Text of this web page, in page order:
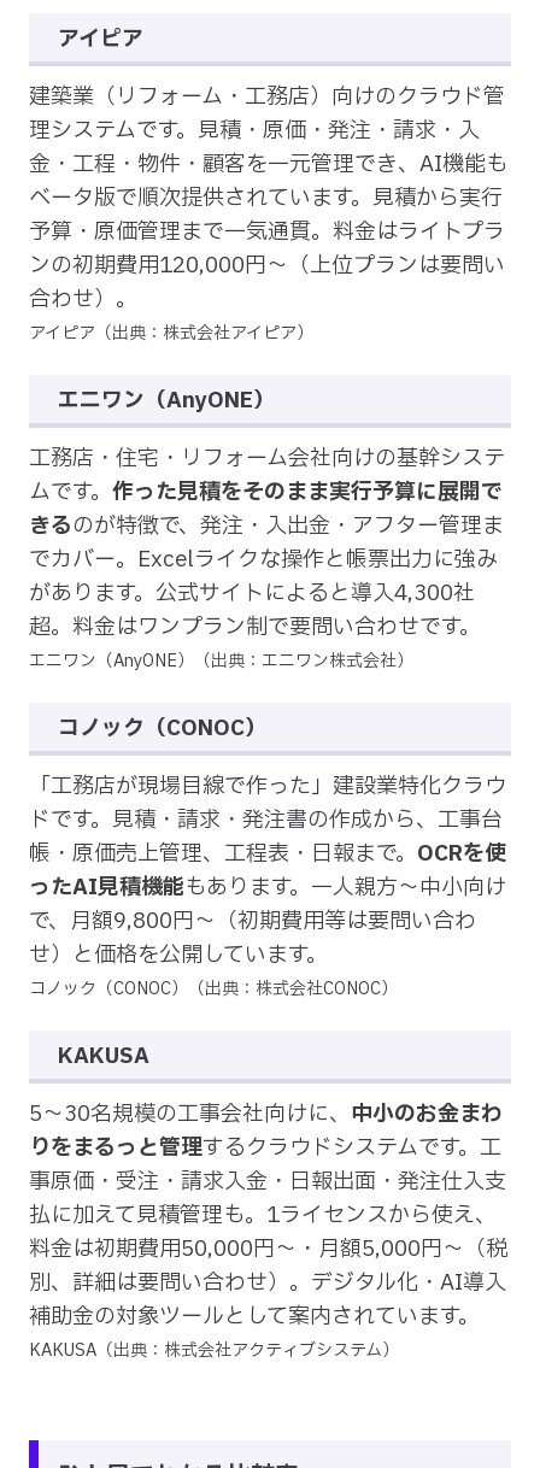
アイピア
建築業（リフォーム・工務店）向けのクラウド管
理システムです。見積・原価・発注・請求・入
金・工程・物件・顧客を一元管理でき、AI機能も
ベータ版で順次提供されています。見積から実行
予算・原価管理まで一気通貫。料金はライトプラ
ンの初期費用120,000円〜（上位プランは要問い
合わせ）。
アイピア（出典：株式会社アイピア）
エニワン（AnyONE）
工務店・住宅・リフォーム会社向けの基幹システ
ムです。 作った見積をそのまま実行予算に展開で
きるのが特徴で、発注・入出金・アフター管理ま
でカバー。Excelライクな操作と帳票出力に強み
があります。公式サイトによると導入4,300社
超。料金はワンプラン制で要問い合わせです。
エニワン（AnyONE）（出典：エニワン株式会社）
コノック（CONOC）
「工務店が現場目線で作った」建設業特化クラウ
ドです。見積・請求・発注書の作成から、工事台
帳・原価売上管理、工程表・日報まで。 OCRを使
ったAI見積機能もあります。一人親方〜中小向け
で、月額9,800円〜（初期費用等は要問い合わ
せ）と価格を公開しています。
コノック（CONOC）（出典：株式会社CONOC）
KAKUSA
5〜30名規模の工事会社向けに、 中小のお金まわ
りをまるっと管理するクラウドシステムです。工
事原価・受注・請求入金・日報出面・発注仕入支
払に加えて見積管理も。1ライセンスから使え、
料金は初期費用50,000円〜・月額5,000円〜（税
別、詳細は要問い合わせ）。デジタル化・AI導入
補助金の対象ツールとして案内されています。
KAKUSA（出典：株式会社アクティブシステム）